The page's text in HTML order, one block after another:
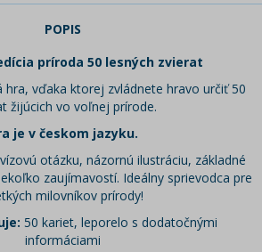
POPIS
príroda 50 lesných zvierat
hra, vďaka ktorej zvládnete hravo určiť 50
žijúcich vo voľnej prírode.
je v českom jazyku.
otázku, názornú ilustráciu, základné
zaujímavostí. Ideálny sprievodca pre
milovníkov prírody!
50 kariet, leporelo s dodatočnými
informáciami